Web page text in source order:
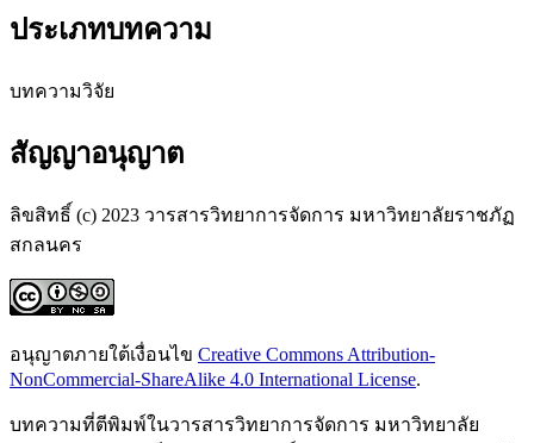
ประเภทบทความ
บทความวิจัย
สัญญาอนุญาต
ลิขสิทธิ์ (c) 2023 วารสารวิทยาการจัดการ มหาวิทยาลัยราชภัฏ
สกลนคร
อนุญาตภายใต้เงื่อนไข Creative Commons Attribution-
NonCommercial-ShareAlike 4.0 International License.
บทความที่ตีพิมพ์ในวารสารวิทยาการจัดการ มหาวิทยาลัย